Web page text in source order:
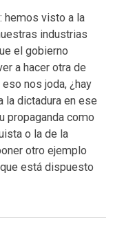
hemos visto a la
industrias
el gobierno
a hacer otra de
nos joda, ¿hay
la dictadura en ese
propaganda como
o la de la
otro ejemplo
está dispuesto